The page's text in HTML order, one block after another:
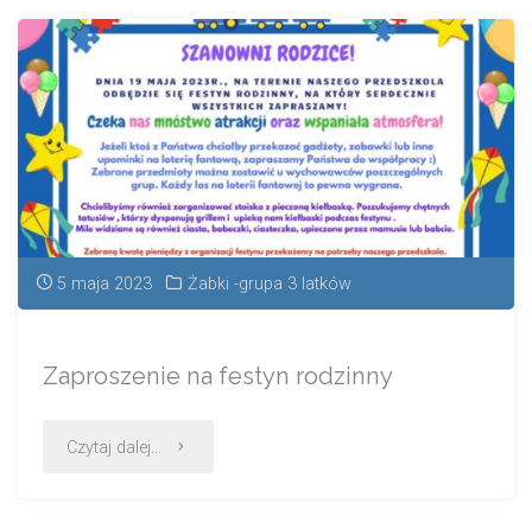
5 maja 2023 Żabki -grupa 3 latków
Zaproszenie na festyn rodzinny
Czytaj dalej...